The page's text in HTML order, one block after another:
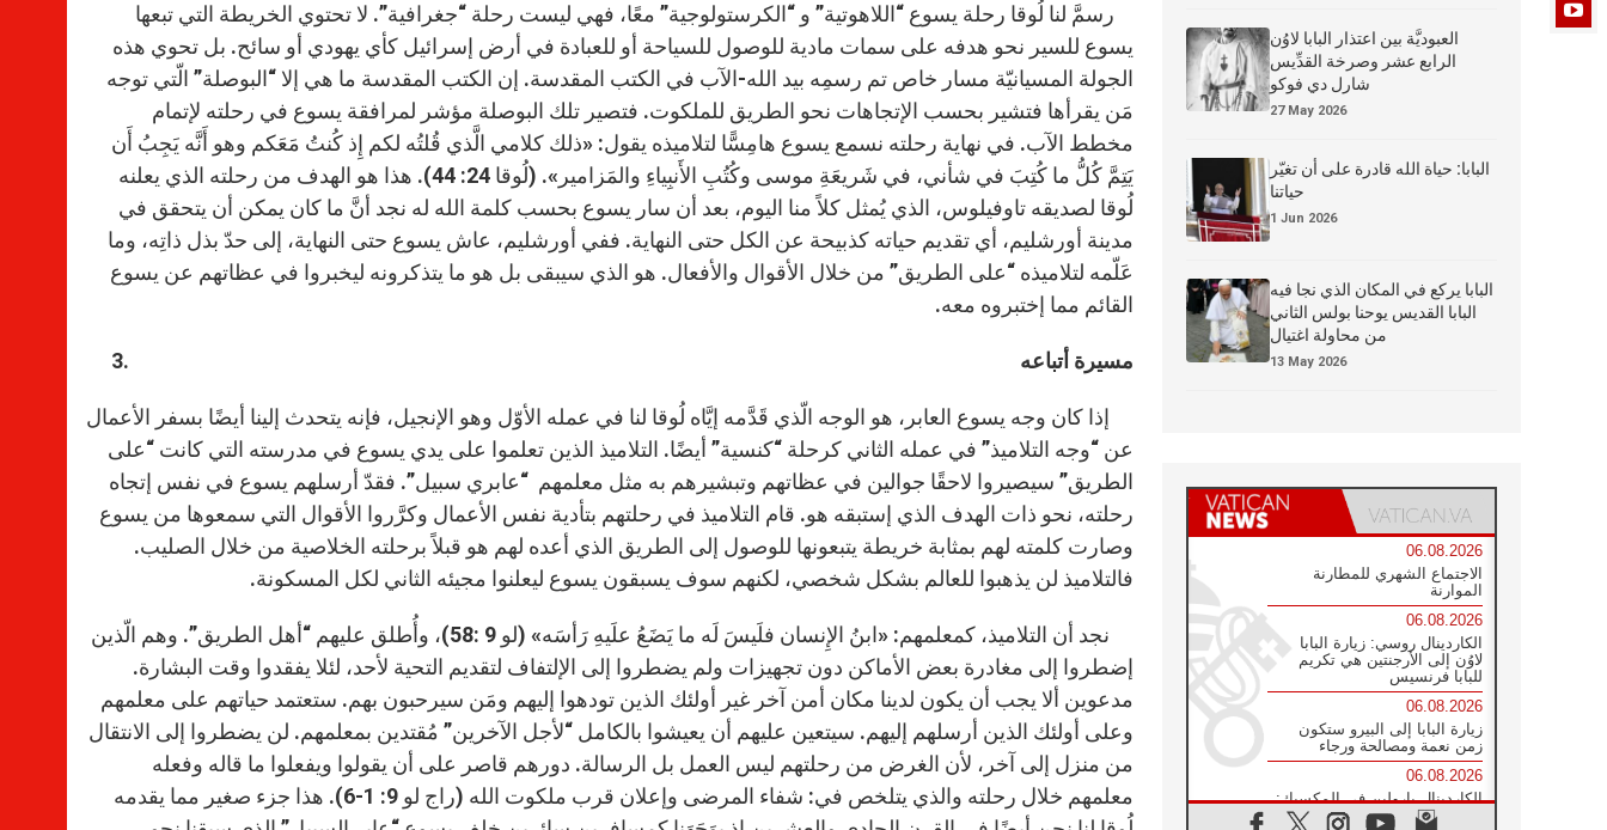
رسمَّ لنا لُوقا رحلة يسوع “اللاهوتية” و “الكرستولوجية” معًا، فهي ليست رحلة “جغرافية”. لا تحتوي الخريطة التي تبعها
يسوع للسير نحو هدفه على سمات مادية للوصول للسياحة أو للعبادة في أرض إسرائيل كأي يهودي أو سائح. بل تحوي هذه
الجولة المسيانيّة مسار خاص تم رسمِه بيد الله-الآب في الكتب المقدسة. إن الكتب المقدسة ما هي إلا “البوصلة” الّتي توجه
مَن يقرأها فتشير بحسب الإتجاهات نحو الطريق للملكوت. فتصير تلك البوصلة مؤشر لمرافقة يسوع في رحلته لإتمام
مخطط الآب. في نهاية رحلته نسمع يسوع هامِسًّا لتلاميذه يقول: «ذلك كلامي الَّذي قُلتُه لكم إِذ كُنتُ مَعَكم وهو أَنَّه يَجِبُ أَن
يَتِمَّ كُلُّ ما كُتِبَ في شأني، في شَريعَةِ موسى وكُتُبِ الأَنبِياءِ والمَزامير». (لُوقا 24: 44). هذا هو الهدف من رحلته الذي يعلنه
لُوقا لصديقه تاوفيلوس، الذي يُمثل كلاً منا اليوم، بعد أن سار يسوع بحسب كلمة الله له نجد أنَّ ما كان يمكن أن يتحقق في
مدينة أورشليم، أي تقديم حياته كذبيحة عن الكل حتى النهاية. ففي أورشليم، عاش يسوع حتى النهاية، إلى حدّ بذل ذاتِه، وما
عَلّمه لتلاميذه “على الطريق” من خلال الأقوال والأفعال. هو الذي سيبقى بل هو ما يتذكرونه ليخبروا في عظاتهم عن يسوع
القائم مما إختبروه معه.
مسيرة أتباعه
إذا كان وجه يسوع العابر، هو الوجه الّذي قَدَّمه إيَّاه لُوقا لنا في عمله الأوّل وهو الإنجيل، فإنه يتحدث إلينا أيضًا بسفر الأعمال
عن “وجه التلاميذ” في عمله الثاني كرحلة “كنسية” أيضًا. التلاميذ الذين تعلموا على يدي يسوع في مدرسته التي كانت “على
الطريق” سيصيروا لاحقًا جوالين في عظاتهم وتبشيرهم به مثل معلمهم “عابري سبيل”. فقدّ أرسلهم يسوع في نفس إتجاه
رحلته، نحو ذات الهدف الذي إستبقه هو. قام التلاميذ في رحلتهم بتأدية نفس الأعمال وكرَّروا الأقوال التي سمعوها من يسوع
وصارت كلمته لهم بمثابة خريطة يتبعونها للوصول إلى الطريق الذي أعده لهم هو قبلاً برحلته الخلاصية من خلال الصليب.
فالتلاميذ لن يذهبوا للعالم بشكل شخصي، لكنهم سوف يسبقون يسوع ليعلنوا مجيئه الثاني لكل المسكونة.
نجد أن التلاميذ، كمعلمهم: «ابنُ الإِنسان فلَيسَ لَه ما يَضَعُ علَيهِ رَأسَه» (لو 9 :58)، وأُطلق عليهم “أهل الطريق”. وهم الّذين
إضطروا إلى مغادرة بعض الأماكن دون تجهيزات ولم يضطروا إلى الإلتفاف لتقديم التحية لأحد، لئلا يفقدوا وقت البشارة.
مدعوين ألا يجب أن يكون لدينا مكان أمن آخر غير أولئك الذين تودهوا إليهم ومَن سيرحبون بهم. ستعتمد حياتهم على معلمهم
وعلى أولئك الذين أرسلهم إليهم. سيتعين عليهم أن يعيشوا بالكامل “لأجل الآخرين” مُقتدين بمعلمهم. لن يضطروا إلى الانتقال
من منزل إلى آخر، لأن الغرض من رحلتهم ليس العمل بل الرسالة. دورهم قاصر على أن يقولوا ويفعلوا ما قاله وفعله
معلمهم خلال رحلته والذي يتلخص في: شفاء المرضى وإعلان قرب ملكوت الله (راج لو 9: 1-6). هذا جزء صغير مما يقدمه
العبوديَّة بين اعتذار البابا لاوُن
الرابع عشر وصرخة القدِّيس
شارل دي فوكو
27 May 2026
البابا: حياة الله قادرة على أن تغيّر
حياتنا
1 Jun 2026
البابا يركع في المكان الذي نجا فيه
البابا القديس يوحنا بولس الثاني
من محاولة اغتيال
13 May 2026
06.08.2026
الاجتماع الشهري للمطارنة
الموارنة
06.08.2026
الكاردينال روسي: زيارة البابا
لاوُن إلى الأرجنتين هي تكريم
للبابا فرنسيس
06.08.2026
زيارة البابا إلى البيرو ستكون
زمن نعمة ومصالحة ورجاء
06.08.2026
الكاردينال بارولين في المكسيك:
علينا أن نكون حاضرين إلى جانب